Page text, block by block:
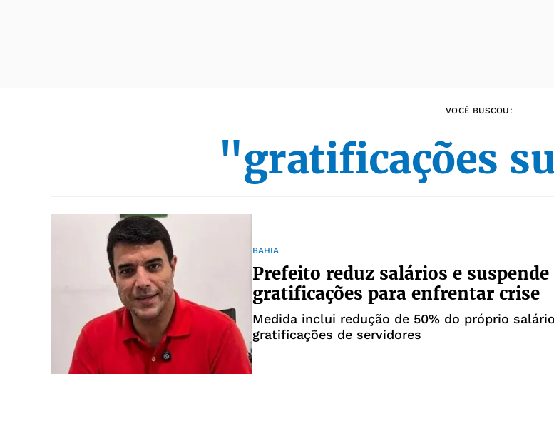
VOCÊ BUSCOU:
"gratificações
BAHIA
Prefeito reduz salários e suspende
gratificações para enfrentar crise
Medida inclui redução de 50% do próprio
gratificações de servidores